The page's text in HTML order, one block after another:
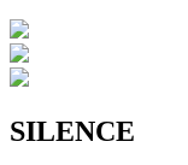
SILENCE